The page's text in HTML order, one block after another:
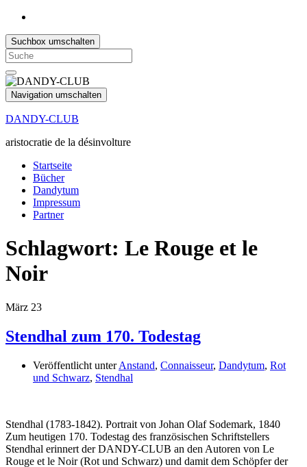
Suchbox umschalten
Search
for:
Navigation umschalten
DANDY-CLUB
aristocratie de la désinvolture
Startseite
Bücher
Dandytum
Impressum
Partner
Schlagwort: Le Rouge et le
Noir
März 23
Stendhal zum 170. Todestag
Veröffentlicht unterAnstand, Connaisseur, Dandytum, Rot
und Schwarz, Stendhal
Stendhal (1783-1842). Portrait von Johan Olaf Sodemark, 1840
Zum heutigen 170. Todestag des französischen Schriftstellers
Stendhal erinnert der DANDY-CLUB an den Autoren von Le
Rouge et le Noir (Rot und Schwarz) und damit dem Schöpfer der